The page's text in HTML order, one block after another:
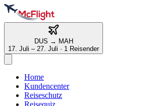
DUS → MAH
17. Juli – 27. Juli · 1 Reisender
Home
Kundencenter
Reiseschutz
Reisequiz